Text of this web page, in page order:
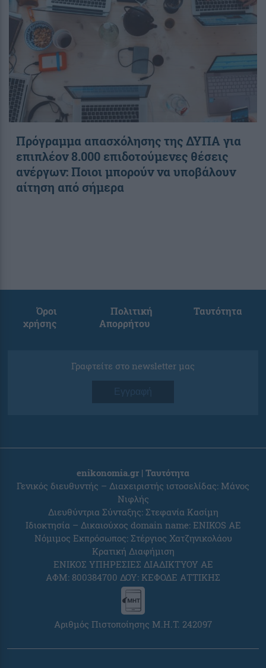
Πρόγραμμα απασχόλησης της ΔΥΠΑ για
επιπλέον 8.000 επιδοτούμενες θέσεις
ανέργων: Ποιοι μπορούν να υποβάλουν
αίτηση από σήμερα
Όροι
χρήσης
Πολιτική
Απορρήτου
Ταυτότητα
Γραφτείτε στο newsletter μας
Εγγραφή
enikonomia.gr | Ταυτότητα
Γενικός διευθυντής – Διαχειριστής ιστοσελίδας: Μάνος
Νιφλής
Διευθύντρια Σύνταξης: Στεφανία Κασίμη
Ιδιοκτησία – Δικαιούχος domain name: ENIKOS AE
Νόμιμος Εκπρόσωπος: Στέργιος Χατζηνικολάου
Κρατική Διαφήμιση
ΕΝΙΚΟΣ ΥΠΗΡΕΣΙΕΣ ΔΙΑΔΙΚΤΥΟΥ ΑΕ
ΑΦΜ: 800384700 ΔΟΥ: ΚΕΦΟΔΕ ΑΤΤΙΚΗΣ
Αριθμός Πιστοποίησης Μ.Η.Τ. 242097